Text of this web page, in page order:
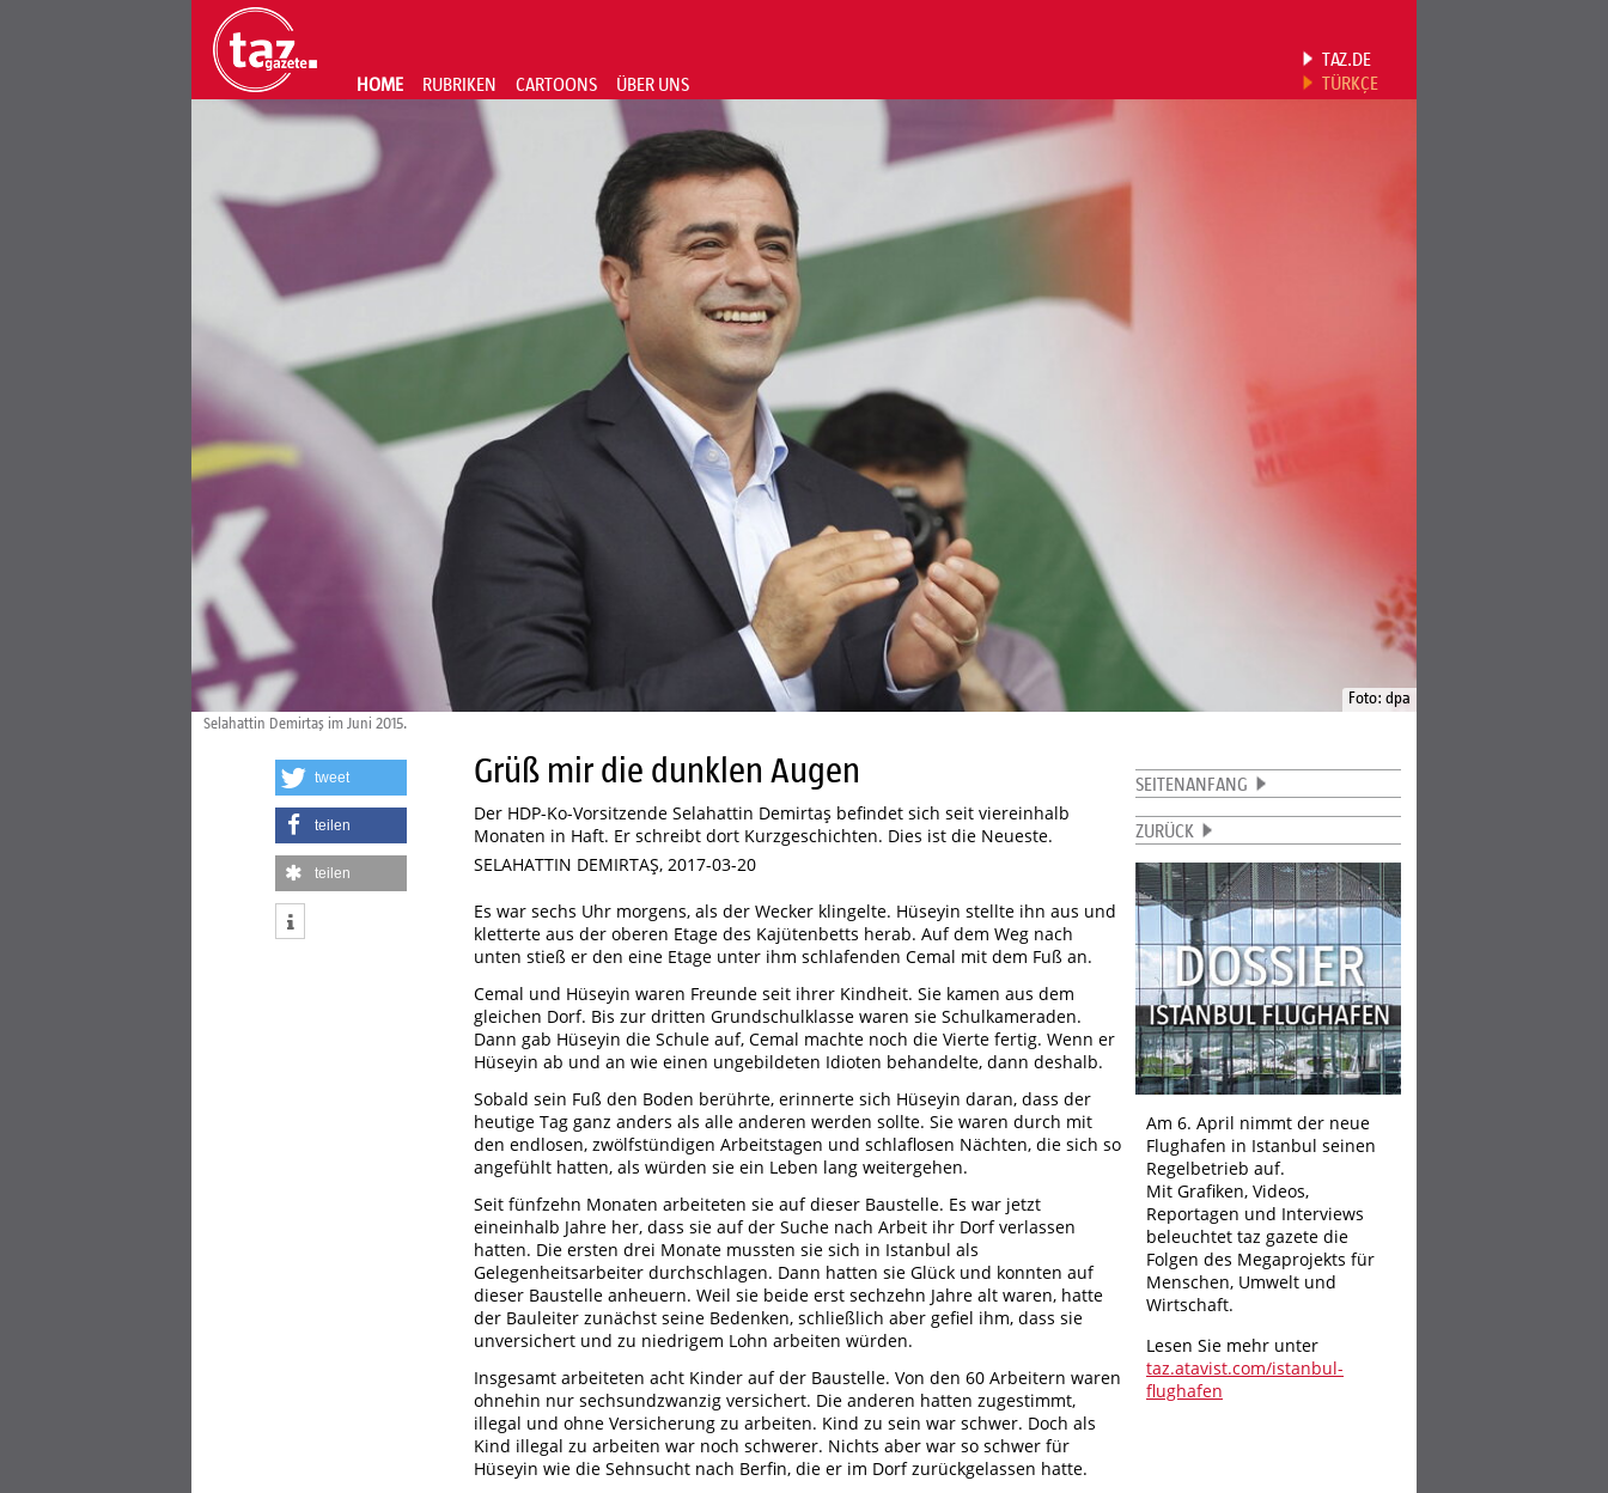
HOME RUBRIKEN CARTOONS ÜBER UNS
TAZ.DE
TÜRKÇE
tweet
teilen
teilen
SEITENANFANG
ZURÜCK
Am 6. April nimmt der neue
Flughafen in Istanbul seinen
Regelbetrieb auf.
Mit Grafiken, Videos,
Reportagen und Interviews
beleuchtet taz gazete die
Folgen des Megaprojekts für
Menschen, Umwelt und
Wirtschaft.
Lesen Sie mehr unter
taz.atavist.com/istanbul-
flughafen
Foto: dpa
Selahattin Demirtaş im Juni 2015.
Grüß mir die dunklen Augen
Der HDP-Ko-Vorsitzende Selahattin Demirtaş befindet sich seit viereinhalb
Monaten in Haft. Er schreibt dort Kurzgeschichten. Dies ist die Neueste.
SELAHATTIN DEMIRTAŞ, 2017-03-20
Es war sechs Uhr morgens, als der Wecker klingelte. Hüseyin stellte ihn aus und
kletterte aus der oberen Etage des Kajütenbetts herab. Auf dem Weg nach
unten stieß er den eine Etage unter ihm schlafenden Cemal mit dem Fuß an.
Cemal und Hüseyin waren Freunde seit ihrer Kindheit. Sie kamen aus dem
gleichen Dorf. Bis zur dritten Grundschulklasse waren sie Schulkameraden.
Dann gab Hüseyin die Schule auf, Cemal machte noch die Vierte fertig. Wenn er
Hüseyin ab und an wie einen ungebildeten Idioten behandelte, dann deshalb.
Sobald sein Fuß den Boden berührte, erinnerte sich Hüseyin daran, dass der
heutige Tag ganz anders als alle anderen werden sollte. Sie waren durch mit
den endlosen, zwölfstündigen Arbeitstagen und schlaflosen Nächten, die sich so
angefühlt hatten, als würden sie ein Leben lang weitergehen.
Seit fünfzehn Monaten arbeiteten sie auf dieser Baustelle. Es war jetzt
eineinhalb Jahre her, dass sie auf der Suche nach Arbeit ihr Dorf verlassen
hatten. Die ersten drei Monate mussten sie sich in Istanbul als
Gelegenheitsarbeiter durchschlagen. Dann hatten sie Glück und konnten auf
dieser Baustelle anheuern. Weil sie beide erst sechzehn Jahre alt waren, hatte
der Bauleiter zunächst seine Bedenken, schließlich aber gefiel ihm, dass sie
unversichert und zu niedrigem Lohn arbeiten würden.
Insgesamt arbeiteten acht Kinder auf der Baustelle. Von den 60 Arbeitern waren
ohnehin nur sechsundzwanzig versichert. Die anderen hatten zugestimmt,
illegal und ohne Versicherung zu arbeiten. Kind zu sein war schwer. Doch als
Kind illegal zu arbeiten war noch schwerer. Nichts aber war so schwer für
Hüseyin wie die Sehnsucht nach Berfin, die er im Dorf zurückgelassen hatte.